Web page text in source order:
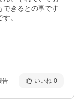
できるとの事です
。
告 いいね 0